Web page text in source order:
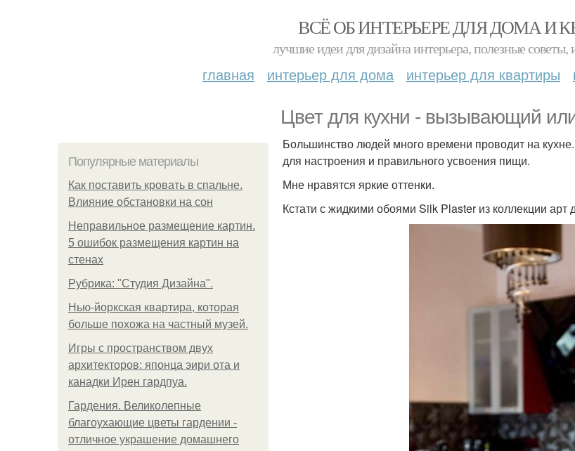
ВСЁ ОБ ИНТЕРЬЕРЕ ДЛЯ ДОМА И
лучшие идеи для дизайна интерьера, полезные советы,
главная интерьер для дома интерьер для квартиры
Цвет для кухни - вызывающий
Популярные материалы
Как поставить кровать в спальне.
Влияние обстановки на сон
Неправильное размещение картин.
5 ошибок размещения картин на
стенах
Рубрика: "Студия Дизайна".
Нью-йоркская квартира, которая
больше похожа на частный музей.
Игры с пространством двух
архитекторов: японца эири ота и
канадки Ирен гардпуа.
Гардения. Великолепные
благоухающие цветы гардении -
отличное украшение домашнего
Большинство людей много времени проводит на
для настроения и правильного усвоения пищи.
Мне нравятся яркие оттенки.
Кстати с жидкими обоями Silk Plaster из коллекции